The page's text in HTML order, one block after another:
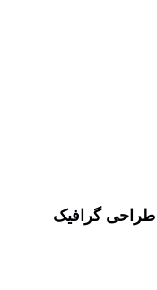
طراحی گرافیک